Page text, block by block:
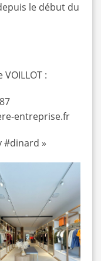
le début du
:
entreprise.fr
#dinard »